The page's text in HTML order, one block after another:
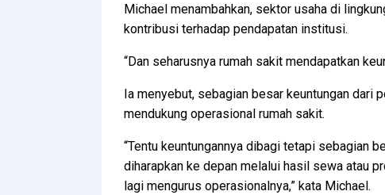
Michael menambahkan, sektor usaha di
kontribusi terhadap pendapatan institusi.
“Dan seharusnya rumah sakit mendapatkan
Ia menyebut, sebagian besar keuntungan dari
mendukung operasional rumah sakit.
“Tentu keuntungannya dibagi tetapi sebagian
diharapkan ke depan melalui hasil sewa atau
lagi mengurus operasionalnya,” kata Michael.